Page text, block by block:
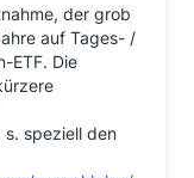
der grob
auf Tages- /
ETF. Die
s. speziell den